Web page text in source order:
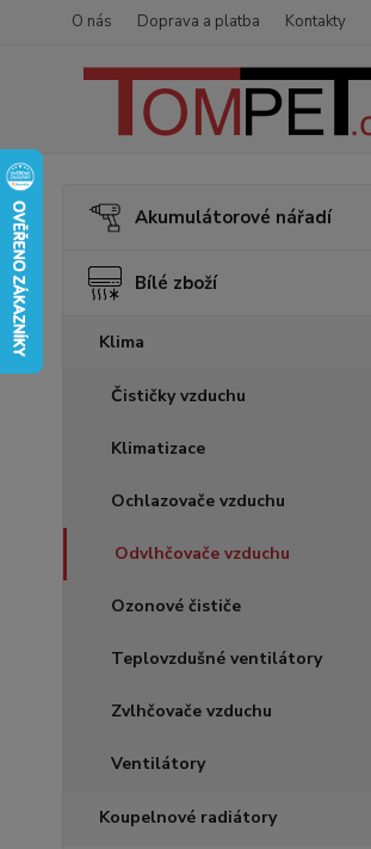
O nás Doprava a platba Kontakty
Akumulátorové nářadí
Bílé zboží
Klima
Čističky vzduchu
Klimatizace
Ochlazovače vzduchu
Odvlhčovače vzduchu
Ozonové čističe
Teplovzdušné ventilátory
Zvlhčovače vzduchu
Ventilátory
Koupelnové radiátory